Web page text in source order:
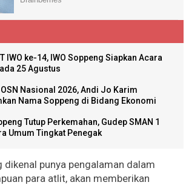
IWO ke-14, IWO Soppeng Siapkan Acara
25 Agustus
Nasional 2026, Andi Jo Karim
Nama Soppeng di Bidang Ekonomi
Tutup Perkemahan, Gudep SMAN 1
Umum Tingkat Penegak
dikenal punya pengalaman dalam
para atlit, akan memberikan